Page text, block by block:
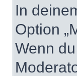
In
Option
Wenn